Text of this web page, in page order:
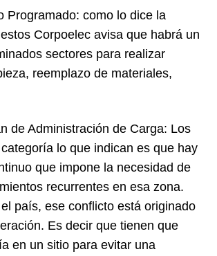
Programado: como lo dice la
Corpoelec avisa que habrá un
sectores para realizar
reemplazo de materiales,
de Administración de Carga: Los
lo que indican es que hay
que impone la necesidad de
recurrentes en esa zona.
país, ese conflicto está originado
Es decir que tienen que
en un sitio para evitar una